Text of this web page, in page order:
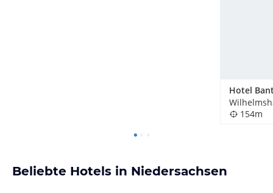
Hotel
154m
Beliebte Hotels in Niedersachsen